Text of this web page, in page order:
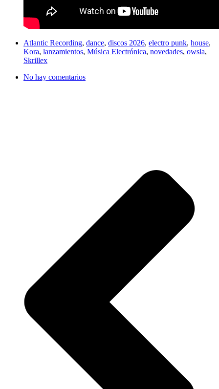
Atlantic Recording, dance, discos 2026, electro punk, house,
Kora, lanzamientos, Música Electrónica, novedades, owsla,
Skrillex
No hay comentarios